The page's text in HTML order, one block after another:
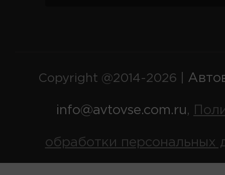
Copyright @2014-2026 |
info@avtovse.com.ru,
обработки персональных